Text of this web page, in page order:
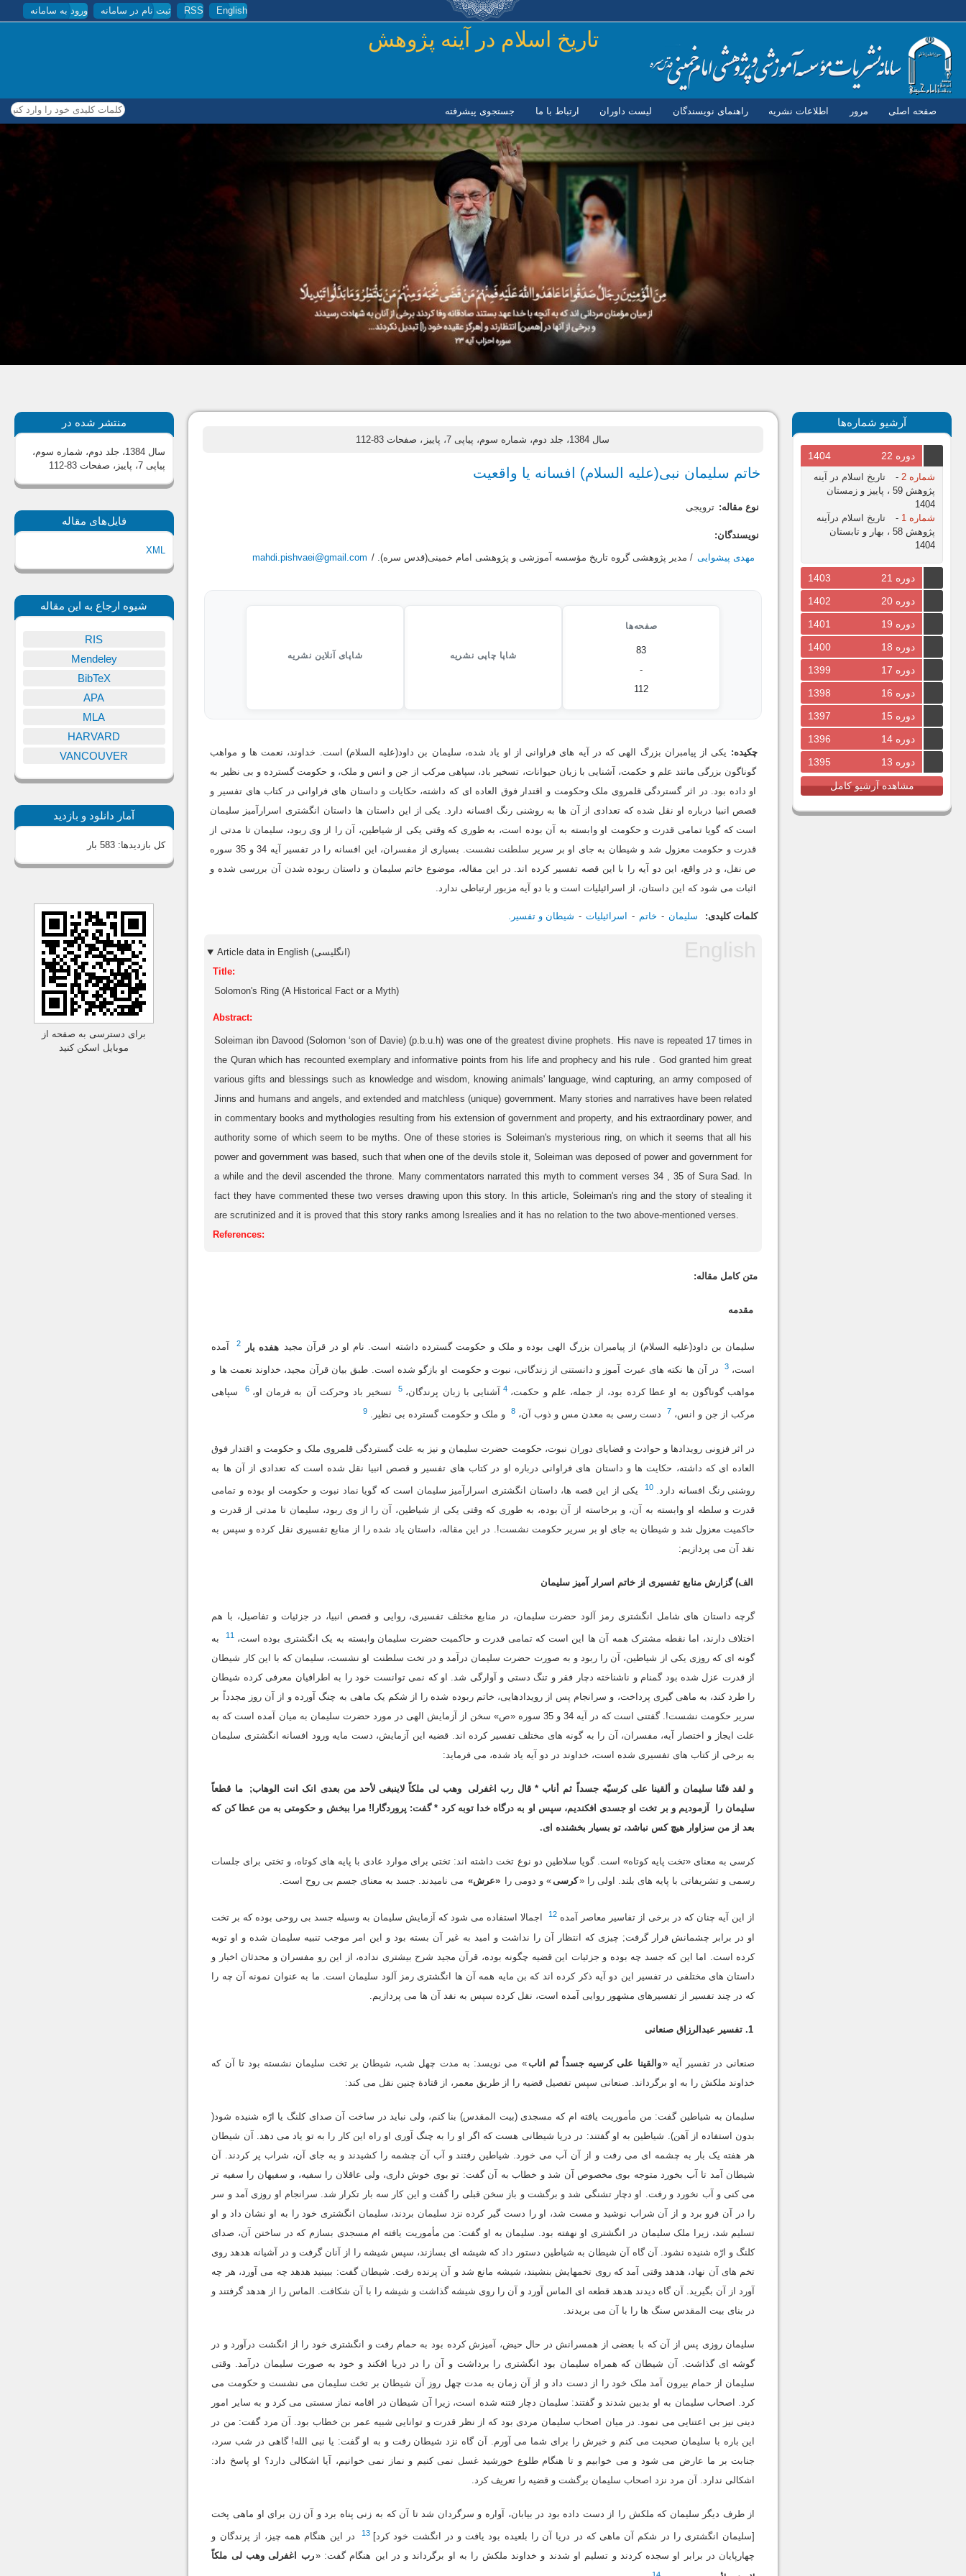
رفتن به محتوای اصلی English
RSS ثبت نام در سامانه ورود به سامانه
تاريخ اسلام در آينه پژوهش
صفحه اصلی مرور اطلاعات نشریه راهنمای نویسندگان لیست داوران ارتباط با ما جستجوی پیشرفته کلمات کلیدی خود را وارد کنید
آرشیو شماره‌ها
دوره 22 1404
شماره 2 -
تاریخ اسلام در آینه
پژوهش 59 ، پاییز و زمستان
1404
شماره 1
-
تاریخ اسلام درآینه
پژوهش 58 ، بهار و تابستان
1404
دوره 21
1403
دوره 20
1402
دوره 19
1401
دوره 18
1400
دوره 17
1399
دوره 16
1398
دوره 15
1397
دوره 14
1396
دوره 13
1395
مشاهده آرشیو کامل
سال 1384، جلد دوم، شماره سوم، پیاپی 7، پاییز ، صفحات 83-112
خاتم سلیمان نبى(علیه السلام) افسانه یا واقعیت
نوع مقاله: ترویجی
نویسندگان:
مهدی پیشوایی / مدیر پژوهشى گروه تاریخ مؤسسه آموزشى و پژوهشى امام خمینى(قدس سره). / mahdi.pishvaei@gmail.com
صفحه‌ها
83
-
112
شاپا چاپی نشریه شاپای آنلاین نشریه
چکیده: یکى از پیامبران بزرگ الهى که در آیه هاى فراوانى از او یاد شده، سلیمان بن داود(علیه السلام) است. خداوند، نعمت ها و مواهب
گوناگون بزرگى مانند علم و حکمت، آشنایى با زبان حیوانات، تسخیر باد، سپاهى مرکب از جن و انس و ملک، و حکومت گسترده و بى نظیر به
او داده بود. در اثر گستردگى قلمروى ملک وحکومت و اقتدار فوق العاده اى که داشته، حکایات و داستان هاى فراوانى در کتاب هاى تفسیر و
قصص انبیا درباره او نقل شده که تعدادى از آن ها به روشنى رنگ افسانه دارد. یکى از این داستان ها داستان انگشترى اسرارآمیز سلیمان
است که گویا تمامى قدرت و حکومت او وابسته به آن بوده است، به طورى که وقتى یکى از شیاطین، آن را از وى ربود، سلیمان تا مدتى از
قدرت و حکومت معزول شد و شیطان به جاى او بر سریر سلطنت نشست. بسیارى از مفسران، این افسانه را در تفسیر آیه 34 و 35 سوره
ص نقل، و در واقع، این دو آیه را با این قصه تفسیر کرده اند. در این مقاله، موضوع خاتم سلیمان و داستان ربوده شدن آن بررسى شده و
اثبات مى شود که این داستان، از اسرائیلیات است و با دو آیه مزبور ارتباطى ندارد.
کلمات کلیدی: سلیمان خاتم اسرائیلیات شیطان و تفسیر.
Article data in English (انگلیسی)
Title:
Solomon's Ring (A Historical Fact or a Myth)
Abstract:
Soleiman ibn Davood (Solomon ‘son of Davie) (p.b.u.h) was one of the greatest divine prophets. His nave is repeated 17 times in
the Quran which has recounted exemplary and informative points from his life and prophecy and his rule . God granted him great
various gifts and blessings such as knowledge and wisdom, knowing animals' language, wind capturing, an army composed of
Jinns and humans and angels, and extended and matchless (unique) government. Many stories and narratives have been related
in commentary books and mythologies resulting from his extension of government and property, and his extraordinary power, and
authority some of which seem to be myths. One of these stories is Soleiman's mysterious ring, on which it seems that all his
power and government was based, such that when one of the devils stole it, Soleiman was deposed of power and government for
a while and the devil ascended the throne. Many commentators narrated this myth to comment verses 34 , 35 of Sura Sad. In
fact they have commented these two verses drawing upon this story. In this article, Soleiman's ring and the story of stealing it
are scrutinized and it is proved that this story ranks among Isrealies and it has no relation to the two above-mentioned verses.
References:
متن کامل مقاله:
مقدمه
سلیمان بن داود(علیه السلام) از پیامبران بزرگ الهى بوده و ملک و حکومت گسترده داشته است. نام او در قرآن مجید هفده بار 2 آمده
است، 3 در آن ها نکته هاى عبرت آموز و دانستنى از زندگانى، نبوت و حکومت او بازگو شده است. طبق بیان قرآن مجید، خداوند نعمت ها و
مواهب گوناگون به او عطا کرده بود، از جمله، علم و حکمت، 4 آشنایى با زبان پرندگان، 5 تسخیر باد وحرکت آن به فرمان او، 6 سپاهى
مرکب از جن و انس، 7 دست رسى به معدن مس و ذوب آن، 8 و ملک و حکومت گسترده بى نظیر. 9
در اثر فزونى رویدادها و حوادث و قضایاى دوران نبوت، حکومت حضرت سلیمان و نیز به علت گستردگى قلمروى ملک و حکومت و اقتدار فوق
العاده اى که داشته، حکایت ها و داستان هاى فراوانى درباره او در کتاب هاى تفسیر و قصص انبیا نقل شده است که تعدادى از آن ها به
روشنى رنگ افسانه دارد. 10
یکى از این قصه ها، داستان انگشترى اسرارآمیز سلیمان است که گویا نماد نبوت و حکومت او بوده و تمامى
قدرت و سلطه او وابسته به آن، و برخاسته از آن بوده، به طورى که وقتى یکى از شیاطین، آن را از وى ربود، سلیمان تا مدتى از قدرت و
حاکمیت معزول شد و شیطان به جاى او بر سریر حکومت نشست!. در این مقاله، داستان یاد شده را از منابع تفسیرى نقل کرده و سپس به
نقد آن مى پردازیم:
الف) گزارش منابع تفسیرى از خاتم اسرار آمیز سلیمان
گرچه داستان هاى شامل انگشترى رمز آلود حضرت سلیمان، در منابع مختلف تفسیرى، روایى و قصص انبیا، در جزئیات و تفاصیل، با هم
اختلاف دارند، اما نقطه مشترک همه آن ها این است که تمامى قدرت و حاکمیت حضرت سلیمان وابسته به یک انگشترى بوده است، 11
به
گونه اى که روزى یکى از شیاطین، آن را ربود و به صورت حضرت سلیمان درآمد و در تخت سلطنت او نشست، سلیمان که با این کار شیطان
از قدرت عزل شده بود گمنام و ناشناخته دچار فقر و تنگ دستى و آوارگى شد. او که نمى توانست خود را به اطرافیان معرفى کرده شیطان
را طرد کند، به ماهى گیرى پرداخت، و سرانجام پس از رویدادهایى، خاتم ربوده شده را از شکم یک ماهى به چنگ آورده و از آن روز مجدداً بر
سریر حکومت نشست!. گفتنى است که در آیه 34 و 35 سوره «ص» سخن از آزمایش الهى در مورد حضرت سلیمان به میان آمده است که به
علت ایجاز و اختصار آیه، مفسران، آن را به گونه هاى مختلف تفسیر کرده اند. قضیه این آزمایش، دست مایه ورود افسانه انگشترى سلیمان
به برخى از کتاب هاى تفسیرى شده است، خداوند در دو آیه یاد شده، مى فرماید:
و لقد فتّنا سلیمان و ألقینا على کرسیّه جسداً ثم أناب * قال رب اغفرلى وهب لى ملکاً لاینبغى لأحد من بعدى انک انت الوهاب;
ما قطعاً
سلیمان را
آزمودیم و بر تخت او جسدى افکندیم، سپس او به درگاه خدا توبه کرد * گفت: پروردگارا! مرا ببخش و حکومتى به من عطا کن که
بعد از من سزاوار هیچ کس نباشد، تو بسیار بخشنده اى.
کرسى به معناى «تخت پایه کوتاه» است. گویا سلاطین دو نوع تخت داشته اند: تختى براى موارد عادى با پایه هاى کوتاه، و تختى براى جلسات
رسمى و تشریفاتى با پایه هاى بلند. اولى را «کرسى» و دومى را «عرش» مى نامیدند. جسد به معناى جسم بى روح است.
از این آیه چنان که در برخى از تفاسیر معاصر آمده 12
اجمالا استفاده مى شود که آزمایش سلیمان به وسیله جسد بى روحى بوده که بر تخت
او در برابر چشمانش قرار گرفت; چیزى که انتظار آن را نداشت و امید به غیر آن بسته بود و این امر موجب تنبیه سلیمان شده و او توبه
کرده است. اما این که جسد چه بوده و جزئیات این قضیه چگونه بوده، قرآن مجید شرح بیشترى نداده، از این رو مفسران و محدثان اخبار و
داستان هاى مختلفى در تفسیر این دو آیه ذکر کرده اند که بن مایه همه آن ها انگشترى رمز آلود سلیمان است. ما به عنوان نمونه آن چه را
که در چند تفسیر از تفسیرهاى مشهور روایى آمده است، نقل کرده سپس به نقد آن ها مى پردازیم.
1. تفسیر عبدالرزاق صنعانى
صنعانى در تفسیر آیه «والقینا على کرسیه جسداً ثم اناب» مى نویسد: به مدت چهل شب، شیطان بر تخت سلیمان نشسته بود تا آن که
خداوند ملکش را به او برگرداند. صنعانى سپس تفصیل قضیه را از طریق معمر، از قتادة چنین نقل مى کند:
سلیمان به شیاطین گفت: من مأموریت یافته ام که مسجدى (بیت المقدس) بنا کنم، ولى نباید در ساخت آن صداى کلنگ یا ارّه شنیده شود(
بدون استفاده از آهن). شیاطین به او گفتند: در دریا شیطانى هست که اگر او را به چنگ آورى او راه این کار را به تو یاد مى دهد. آن شیطان
هر هفته یک بار به چشمه اى مى رفت و از آن آب مى خورد. شیاطین رفتند و آب آن چشمه را کشیدند و به جاى آن، شراب پر کردند. آن
شیطان آمد تا آب بخورد متوجه بوى مخصوص آن شد و خطاب به آن گفت: تو بوى خوش دارى، ولى عاقلان را سفیه، و سفیهان را سفیه تر
مى کنى و آب نخورد و رفت. او دچار تشنگى شد و برگشت و باز سخن قبلى را گفت و این کار سه بار تکرار شد. سرانجام او روزى آمد و سر
را در آن فرو برد و از آن شراب نوشید و مست شد، او را دست گیر کرده نزد سلیمان بردند، سلیمان انگشترى خود را به او نشان داد و او
تسلیم شد، زیرا ملک سلیمان در انگشترى او نهفته بود. سلیمان به او گفت: من مأموریت یافته ام مسجدى بسازم که در ساختن آن، صداى
کلنگ و ارّه شنیده نشود. آن گاه آن شیطان به شیاطین دستور داد که شیشه اى بسازند، سپس شیشه را از آنان گرفت و در آشیانه هدهد روى
تخم هاى آن نهاد، هدهد وقتى آمد که روى تخمهایش بنشیند، شیشه مانع شد و آن پرنده رفت. شیطان گفت: ببینید هدهد چه مى آورد، هر چه
آورد از آن بگیرید. آن گاه دیدند هدهد قطعه اى الماس آورد و آن را روى شیشه گذاشت و شیشه را با آن شکافت. الماس را از هدهد گرفتند و
در بناى بیت المقدس سنگ ها را با آن مى بریدند.
سلیمان روزى پس از آن که با بعضى از همسرانش در حال حیض، آمیزش کرده بود به حمام رفت و انگشترى خود را از انگشت درآورد و در
گوشه اى گذاشت. آن شیطان که همراه سلیمان بود انگشترى را برداشت و آن را در دریا افکند و خود به صورت سلیمان درآمد. وقتى
سلیمان از حمام بیرون آمد ملک خود را از دست داد و از آن زمان به مدت چهل روز آن شیطان بر تخت سلیمان مى نشست و حکومت مى
کرد. اصحاب سلیمان به او بدبین شدند و گفتند: سلیمان دچار فتنه شده است، زیرا آن شیطان در اقامه نماز سستى مى کرد و به سایر امور
دینى نیز بى اعتنایى مى نمود. در میان اصحاب سلیمان مردى بود که از نظر قدرت و توانایى شبیه عمر بن خطاب بود. آن مرد گفت: من در
این باره با سلیمان صحبت مى کنم و خبرش را براى شما مى آورم. آن گاه نزد شیطان رفت و به او گفت: یا نبى الله! گاهى در شب سرد،
جنابت بر ما عارض مى شود و مى خوابیم و تا هنگام طلوع خورشید غسل نمى کنیم و نماز نمى خوانیم، آیا اشکالى دارد؟ او پاسخ داد:
اشکالى ندارد. آن مرد نزد اصحاب سلیمان برگشت و قضیه را تعریف کرد.
از طرف دیگر سلیمان که ملکش را از دست داده بود در بیابان، آواره و سرگردان شد تا آن که به زنى پناه برد و آن زن براى او ماهى پخت
[سلیمان انگشترى را در شکم آن ماهى که در دریا آن را بلعیده بود یافت و در انگشت خود کرد] 13
در این هنگام همه چیز، از پرندگان و
چهارپایان در برابر او سجده کردند و تسلیم او شدند و خداوند ملکش را به او برگرداند و در این هنگام گفت: «رب اغفرلى وهب لى ملکاً
منتشر شده در
سال 1384، جلد دوم، شماره سوم،
پیاپی 7، پاییز
، صفحات 83-112
فایل‌های مقاله
XML
شیوه ارجاع به این مقاله
RIS
Mendeley
BibTeX
APA
MLA
HARVARD
VANCOUVER
آمار دانلود و بازدید
کل بازدیدها:583 بار
برای دسترسی به صفحه از
موبایل اسکن کنید